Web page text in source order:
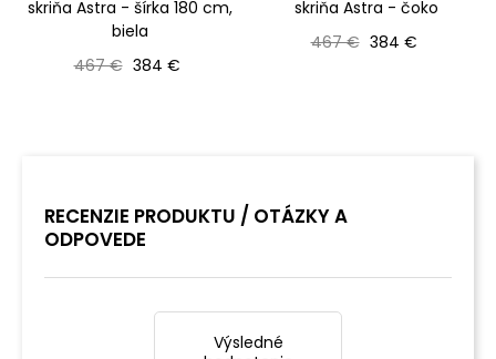
skriňa Astra - šírka 180 cm,
biela
Bežná cena
467 € Cena
384 €
skriňa Astra - čoko
Bežná cena
467 € Cena
384 €
RECENZIE PRODUKTU / OTÁZKY A
ODPOVEDE
Výsledné